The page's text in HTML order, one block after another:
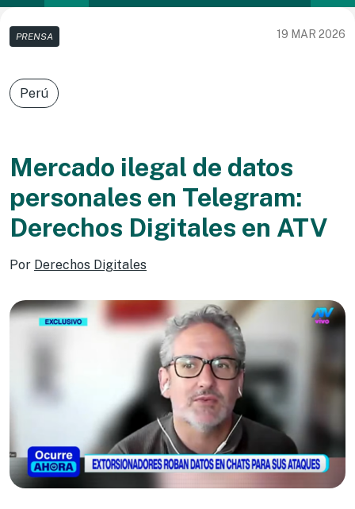
PRENSA 19 MAR 2026
Perú
Mercado ilegal de datos
personales en Telegram:
Derechos Digitales en ATV
Por Derechos Digitales